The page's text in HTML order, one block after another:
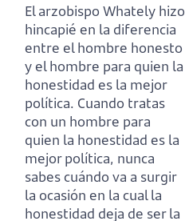
El arzobispo Whately hizo
hincapié en la diferencia
entre el hombre honesto
y el hombre para quien la
honestidad es la mejor
política. Cuando tratas
con un hombre para
quien la honestidad es la
mejor política, nunca
sabes cuándo va a surgir
la ocasión en la cual la
honestidad deja de ser la